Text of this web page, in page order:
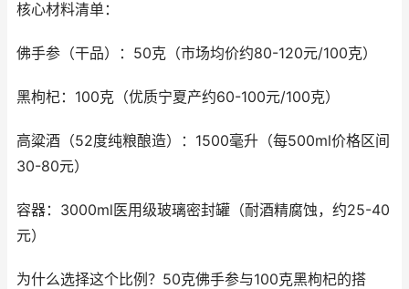
核心材料清单：
佛手参（干品）：50克（市场均价约80-120元/100克）
黑枸杞：100克（优质宁夏产约60-100元/100克）
高粱酒（52度纯粮酿造）：1500毫升（每500ml价格区间
30-80元）
容器：3000ml医用级玻璃密封罐（耐酒精腐蚀，约25-40
元）
为什么选择这个比例？50克佛手参与100克黑枸杞的搭